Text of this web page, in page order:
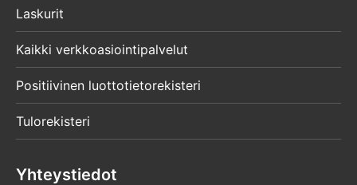
Laskurit
Kaikki verkkoasiointipalvelut
Positiivinen luottotietorekisteri
Tulorekisteri
Yhteystiedot